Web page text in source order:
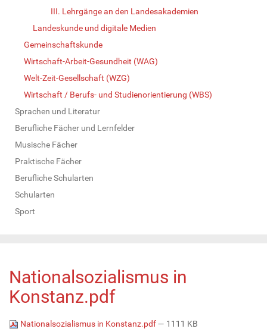
III. Lehrgänge an den Landesakademien
Landeskunde und digitale Medien
Gemeinschaftskunde
Wirtschaft-Arbeit-Gesundheit (WAG)
Welt-Zeit-Gesellschaft (WZG)
Wirtschaft / Berufs- und Studienorientierung (WBS)
Sprachen und Literatur
Berufliche Fächer und Lernfelder
Musische Fächer
Praktische Fächer
Berufliche Schularten
Schularten
Sport
Nationalsozialismus in
Konstanz.pdf
Nationalsozialismus in Konstanz.pdf— 1111 KB